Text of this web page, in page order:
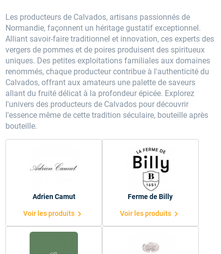
Les producteurs de Calvados, artisans passionnés de
Normandie, façonnent un héritage gustatif exceptionnel.
Alliant savoir-faire traditionnel et innovation, ces experts des
vergers de pommes et de poires produisent des spiritueux
uniques. Des petites exploitations familiales aux domaines
renommés, chaque producteur contribue à l'authenticité du
Calvados, offrant aux amateurs une palette de saveurs
allant du fruité délicat à la profondeur épicée. Explorez
l'univers des producteurs de Calvados pour découvrir
l'essence même de cette tradition séculaire, bouteille après
bouteille.
Adrien Camut
Voir les produits chevron_right
Ferme de Billy
Voir les produitschevron_right